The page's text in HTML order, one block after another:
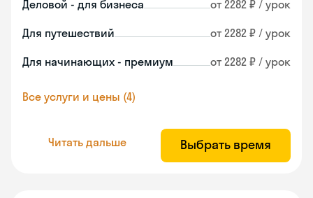
Деловой - для бизнеса от 2282 ₽ / урок
Для путешествий от 2282 ₽ / урок
Для начинающих - премиум от 2282 ₽ / урок
Все услуги и цены (4)
Читать дальше Выбрать время